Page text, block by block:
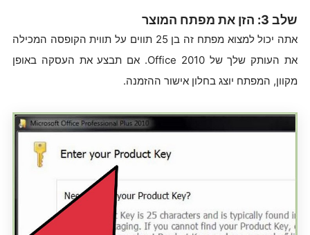
שלב 3: הזן את מפתח המוצר
אתה יכול למצוא מפתח זה בן 25 תווים על תווית הקופסה המכילה
את העותק שלך של Office 2010. אם תבצע את העסקה באופן
מקוון, המפתח יוצג בחלון אישור ההזמנה.